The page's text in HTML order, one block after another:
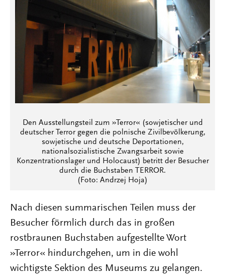
Den Ausstellungsteil zum »Terror« (sowjetischer und
deutscher Terror gegen die polnische Zivilbevölkerung,
sowjetische und deutsche Deportationen,
nationalsozialistische Zwangsarbeit sowie
Konzentrationslager und Holocaust) betritt der Besucher
durch die Buchstaben TERROR.
(Foto: Andrzej Hoja)
Nach diesen summarischen Teilen muss der
Besucher förmlich durch das in großen
rostbraunen Buchstaben aufgestellte Wort
»Terror« hindurchgehen, um in die wohl
wichtigste Sektion des Museums zu gelangen.